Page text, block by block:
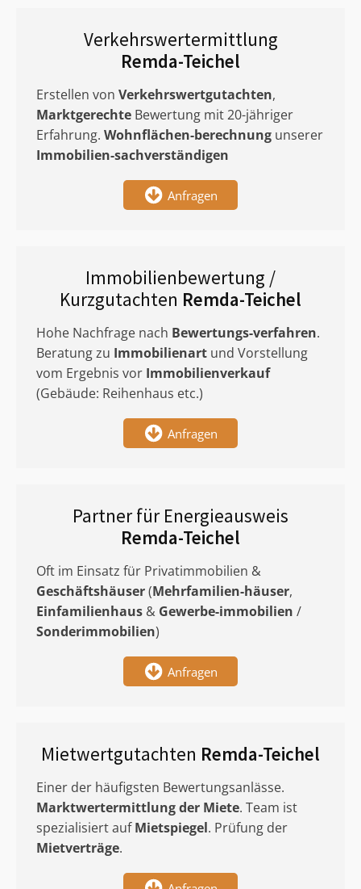
Verkehrswertermittlung
Remda-Teichel
Erstellen von Verkehrswertgutachten,
Marktgerechte Bewertung mit 20-jähriger
Erfahrung. Wohnflächen-berechnung unserer
Immobilien-sachverständigen
Anfragen
Immobilienbewertung /
Kurzgutachten Remda-Teichel
Hohe Nachfrage nach Bewertungs-verfahren.
Beratung zu Immobilienart und Vorstellung
vom Ergebnis vor Immobilienverkauf
(Gebäude: Reihenhaus etc.)
Anfragen
Partner für Energieausweis
Remda-Teichel
Oft im Einsatz für Privatimmobilien &
Geschäftshäuser(Mehrfamilien-häuser,
Einfamilienhaus & Gewerbe-immobilien /
Sonderimmobilien)
Anfragen
Mietwertgutachten Remda-Teichel
Einer der häufigsten Bewertungsanlässe.
Marktwertermittlungder Miete. Team ist
spezialisiert aufMietspiegel. Prüfung der
Mietverträge.